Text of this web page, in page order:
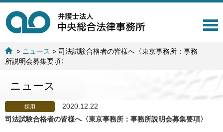
T
> ニュース >司法試験合格者の皆様へ〈東京事務所：事務
所説明会募集要項〉
ニュース
採用
2020.12.22
司法試験合格者の皆様へ〈東京事務所：事務所説明会募集要項〉